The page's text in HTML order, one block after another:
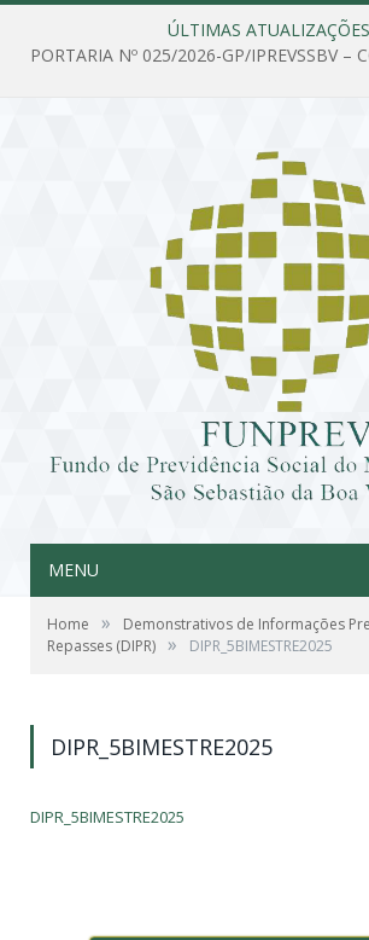
ÚLTIMAS
MENU
Home »
Demonstrativos de Informações
Repasses (DIPR) » DIPR_5BIMESTRE2025
DIPR_5BIMESTRE2025
DIPR_5BIMESTRE2025